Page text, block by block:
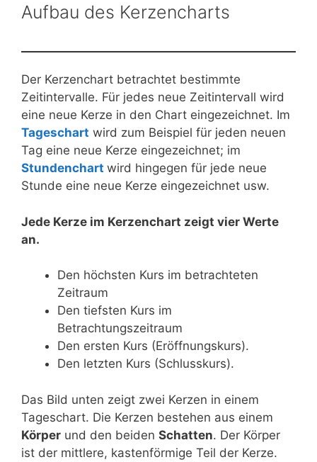
Aufbau des Kerzencharts
Der Kerzenchart betrachtet bestimmte
Zeitintervalle. Für jedes neue Zeitintervall wird
eine neue Kerze in den Chart eingezeichnet. Im
Tageschart wird zum Beispiel für jeden neuen
Tag eine neue Kerze eingezeichnet; im
Stundenchart wird hingegen für jede neue
Stunde eine neue Kerze eingezeichnet usw.
Jede Kerze im Kerzenchart zeigt vier Werte
an.
Den höchsten Kurs im betrachteten
Zeitraum
Den tiefsten Kurs im
Betrachtungszeitraum
Den ersten Kurs (Eröffnungskurs).
Den letzten Kurs (Schlusskurs).
Das Bild unten zeigt zwei Kerzen in einem
Tageschart. Die Kerzen bestehen aus einem
Körper und den beiden Schatten. Der Körper
ist der mittlere, kastenförmige Teil der Kerze.